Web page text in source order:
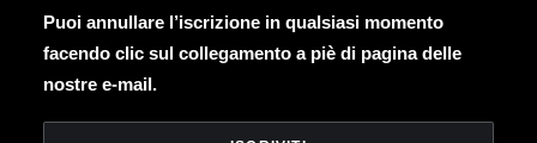
Puoi annullare l’iscrizione in qualsiasi momento
facendo clic sul collegamento a piè di pagina delle
nostre e-mail.